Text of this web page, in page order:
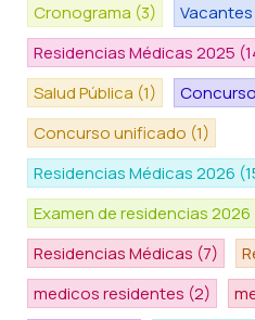
Cronograma (3) Vacantes
Residencias Médicas 2025
Salud Pública (1)
Concurso unificado (1)
Residencias Médicas 2026
Examen de residencias 2026
Residencias Médicas (7)
medicos residentes (2)